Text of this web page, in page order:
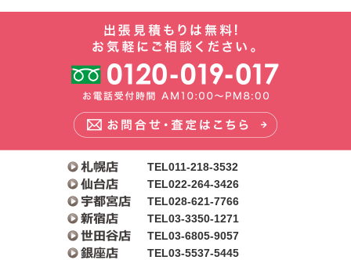
TEL011-218-3532
TEL022-264-3426
TEL028-621-7766
TEL03-3350-1271
TEL03-6805-9057
TEL03-5537-5445